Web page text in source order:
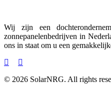
Wij zijn een
zonnepanelenbedrijven in
ons in staat om u een
© 2026 SolarNRG. All rights